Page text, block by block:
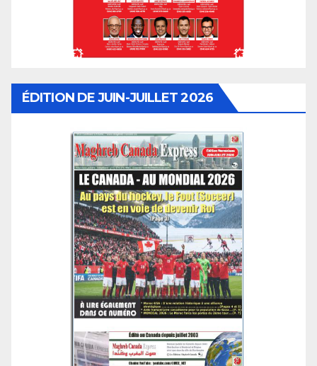
ÉDITION DE JUIN-JUILLET 2026